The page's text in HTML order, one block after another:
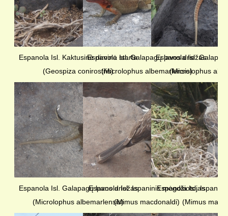
Espanola Isl. Kaktusinė dirvinė starta
(Geospiza conirostris)
Espanola Isl. Galapagų lavos driežas
(Microlophus albemarlensis)
Espanola Isl.
(Microlophus
Espanola Isl. Galapagų lavos driežas
(Microlophus albemarlensis)
Espanola Isl. Ispaninis mėgdžiotojas
(Mimus macdonaldi)
Espanola Isl.
(Mimus